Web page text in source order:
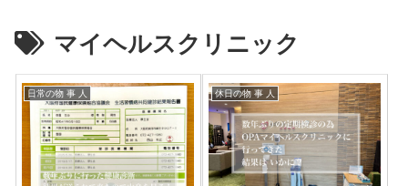
マイヘルスクリニック
日常の物 事 人 休日の物 事 人